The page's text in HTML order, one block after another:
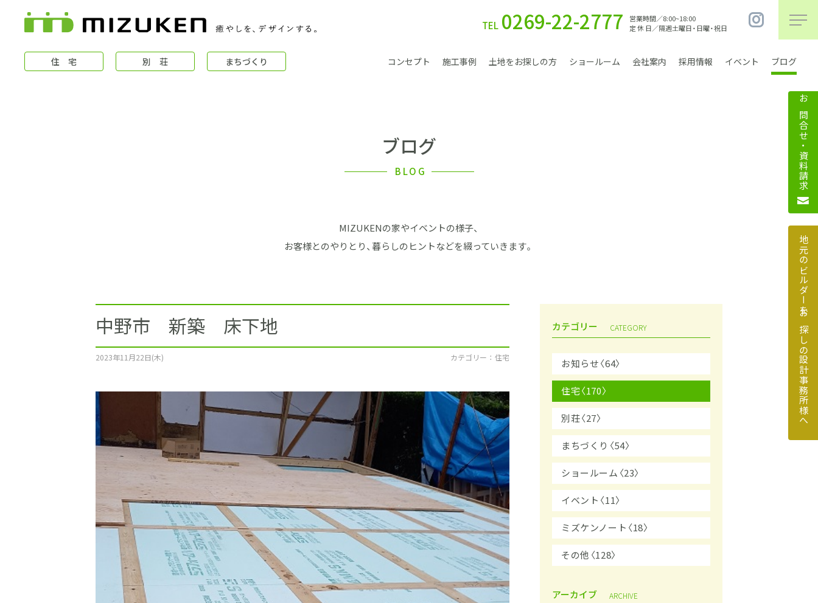
TEL 0269-22-2777
営業時間／8:00~18:00
定 休 日／隔週土曜日・日曜・祝日
住 宅 別 荘 まちづくり コンセプト 施工事例 土地をお探しの方 ショールーム 会社案内 採用情報 イベント ブログ
別 荘
会社案内
土地をお探しの方
ショールーム ブログ
お問合せ・資料請求 地元のビルダーを お探しの設計事務所様へ
ブログ
BLOG
MIZUKENの家やイベントの様子、
お客様とのやりとり、暮らしのヒントなどを綴っていきます。
中野市 新築 床下地
2023年11月22日(木) カテゴリー ： 住宅
カテゴリー CATEGORY
お知らせ〈64〉
住宅〈170〉
別荘〈27〉
まちづくり〈54〉
ショールーム〈23〉
イベント〈11〉
ミズケンノート〈18〉
その他〈128〉
アーカイブ ARCHIVE
お問合せ・資料請求
地元のビルダーをお探しの設計事務所様へ